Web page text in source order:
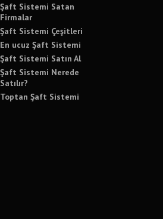
Şaft Sistemi Satan
Firmalar
Şaft Sistemi Çeşitleri
En ucuz Şaft Sistemi
Şaft Sistemi Satın Al
Şaft Sistemi Nerede
Satılır?
Toptan Şaft Sistemi